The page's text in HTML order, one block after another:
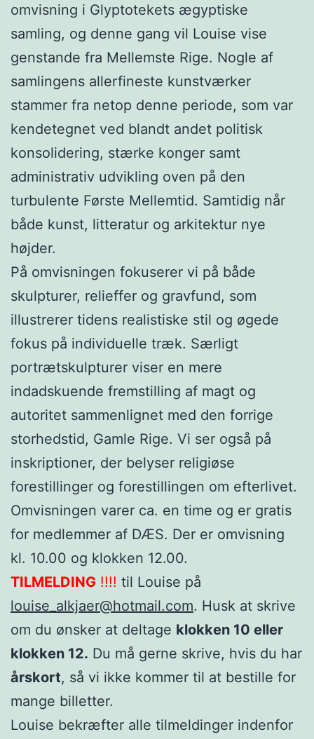
omvisning i Glyptotekets ægyptiske
samling, og denne gang vil Louise vise
genstande fra Mellemste Rige. Nogle af
samlingens allerfineste kunstværker
stammer fra netop denne periode, som var
kendetegnet ved blandt andet politisk
konsolidering, stærke konger samt
administrativ udvikling oven på den
turbulente Første Mellemtid. Samtidig når
både kunst, litteratur og arkitektur nye
højder.
På omvisningen fokuserer vi på både
skulpturer, relieffer og gravfund, som
illustrerer tidens realistiske stil og øgede
fokus på individuelle træk. Særligt
portrætskulpturer viser en mere
indadskuende fremstilling af magt og
autoritet sammenlignet med den forrige
storhedstid, Gamle Rige. Vi ser også på
inskriptioner, der belyser religiøse
forestillinger og forestillingen om efterlivet.
Omvisningen varer ca. en time og er gratis
for medlemmer af DÆS. Der er omvisning
kl. 10.00 og klokken 12.00.
TILMELDING !!!! til Louise på
louise_alkjaer@hotmail.com. Husk at skrive
om du ønsker at deltage klokken 10 eller
klokken 12. Du må gerne skrive, hvis du har
årskort, så vi ikke kommer til at bestille for
mange billetter.
Louise bekræfter alle tilmeldinger indenfor